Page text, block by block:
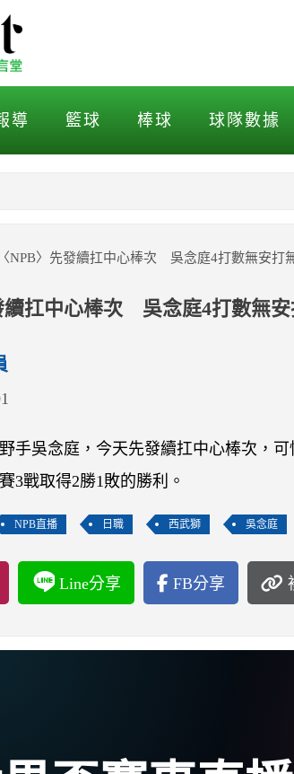
中心棒次 吳念庭4
導 籃球 棒球 球隊數據
〈NPB〉先發續扛中心棒次 吳念庭4打數無安打
續扛中心棒次 吳念庭4打數無
手吳念庭，今天先發續扛中心棒次，
3戰取得2勝1敗的勝利。
NPB直播 日職 西武獅 吳念庭
Line分享 FB分享